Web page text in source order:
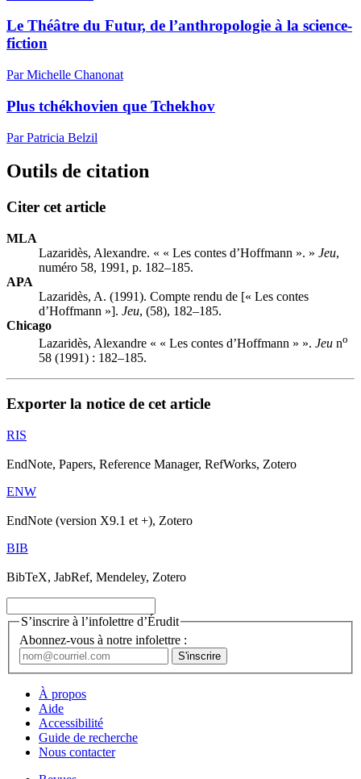
Le Théâtre du Futur, de l’anthropologie à la science-
fiction
Par Michelle Chanonat
Plus tchékhovien que Tchekhov
Par Patricia Belzil
Outils de citation
Citer cet article
MLA
Lazaridès, Alexandre. « « Les contes d’Hoffmann ». » Jeu,
numéro 58, 1991, p. 182–185.
APA
Lazaridès, A. (1991). Compte rendu de [« Les contes
d’Hoffmann »]. Jeu, (58), 182–185.
Chicago
Lazaridès, Alexandre « « Les contes d’Hoffmann » ». Jeu no
58 (1991) : 182–185.
Exporter la notice de cet article
RIS
EndNote, Papers, Reference Manager, RefWorks, Zotero
ENW
EndNote (version X9.1 et +), Zotero
BIB
BibTeX, JabRef, Mendeley, Zotero
S’inscrire à l’infolettre d’Érudit
Abonnez-vous à notre infolettre :
À propos
Aide
Accessibilité
Guide de recherche
Nous contacter